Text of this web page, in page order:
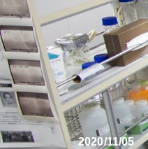
2020/11/05